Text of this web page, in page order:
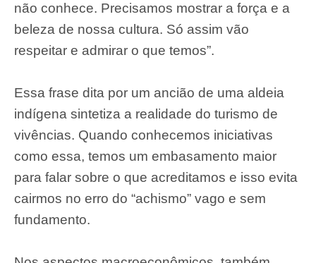
não conhece. Precisamos mostrar a força e a
beleza de nossa cultura. Só assim vão
respeitar e admirar o que temos”.
Essa frase dita por um ancião de uma aldeia
indígena sintetiza a realidade do turismo de
vivências. Quando conhecemos iniciativas
como essa, temos um embasamento maior
para falar sobre o que acreditamos e isso evita
cairmos no erro do “achismo” vago e sem
fundamento.